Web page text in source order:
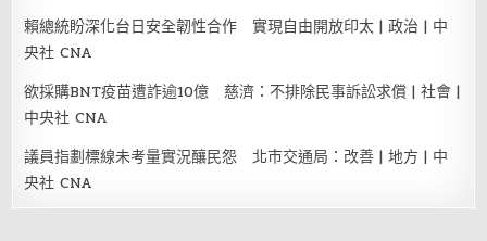
賴總統盼深化台日安全韌性合作 實現自由開放印太 | 政治 | 中
央社 CNA
欲採購BNT疫苗遭詐逾10億 慈濟：不排除民事訴訟求償 | 社會 |
中央社 CNA
議員指劃標線未考量實況釀民怨 北市交通局：改善 | 地方 | 中
央社 CNA